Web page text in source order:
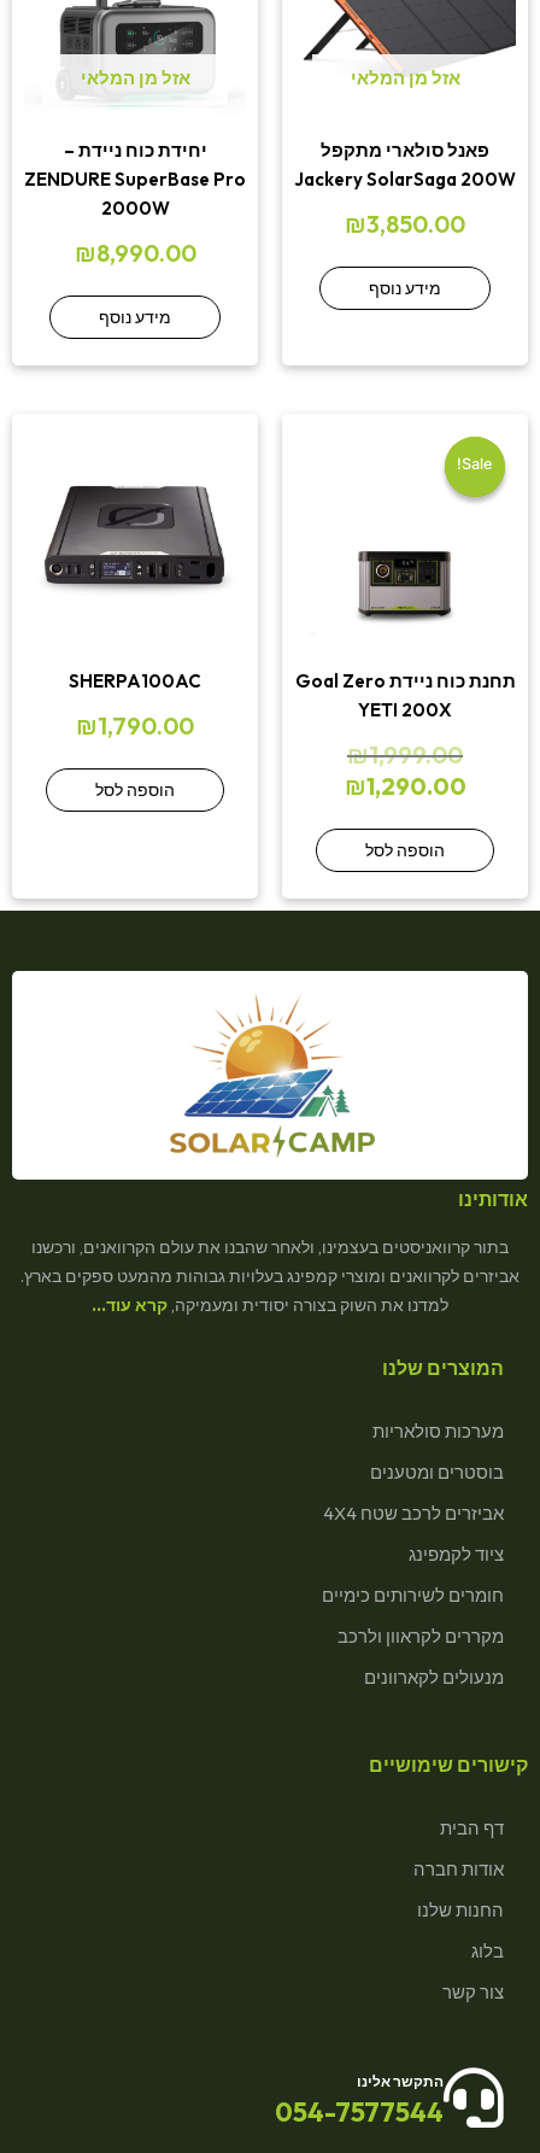
אזל מן המלאי
פאנל סולארי מתקפל
Jackery SolarSaga 200W
₪3,850.00
מידע נוסף
אזל מן המלאי
יחידת כוח ניידת –
ZENDURE SuperBase Pro
2000W
₪8,990.00
מידע נוסף
Sale!
Sale!
תחנת כוח ניידת Goal Zero
YETI 200X
₪1,999.00
₪1,290.00
הוספה לסל
SHERPA100AC
₪1,790.00
הוספה לסל
אודותינו
בתור קרוואניסטים בעצמינו, ולאחר שהבנו את עולם הקרוואנים, ורכשנו
אביזרים לקרוואנים ומוצרי קמפינג בעלויות גבוהות מהמעט ספקים בארץ.
למדנו את השוק בצורה יסודית ומעמיקה, קרא עוד…
המוצרים שלנו
מערכות סולאריות
בוסטרים ומטענים
אביזרים לרכב שטח 4X4
ציוד לקמפינג
חומרים לשירותים כימיים
מקררים לקראוון ולרכב
מנעולים לקארוונים
קישורים שימושיים
דף הבית
אודות חברה
החנות שלנו
בלוג
צור קשר
התקשר אלינו
054-7577544